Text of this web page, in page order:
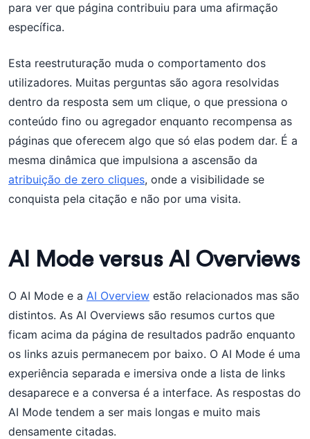
para ver que página contribuiu para uma afirmação
específica.
Esta reestruturação muda o comportamento dos
utilizadores. Muitas perguntas são agora resolvidas
dentro da resposta sem um clique, o que pressiona o
conteúdo fino ou agregador enquanto recompensa as
páginas que oferecem algo que só elas podem dar. É a
mesma dinâmica que impulsiona a ascensão da
atribuição de zero cliques, onde a visibilidade se
conquista pela citação e não por uma visita.
AI Mode versus AI Overviews
O AI Mode e a AI Overview estão relacionados mas são
distintos. As AI Overviews são resumos curtos que
ficam acima da página de resultados padrão enquanto
os links azuis permanecem por baixo. O AI Mode é uma
experiência separada e imersiva onde a lista de links
desaparece e a conversa é a interface. As respostas do
AI Mode tendem a ser mais longas e muito mais
densamente citadas.